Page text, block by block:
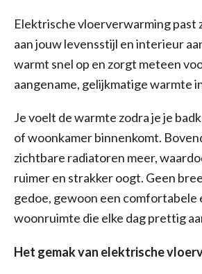
Elektrische vloerverwarming past
aan jouw levensstijl en interieur
warmt snel op en zorgt meteen
aangename, gelijkmatige warmte
Je voelt de warmte zodra je je
of woonkamer binnenkomt.
zichtbare radiatoren meer,
ruimer en strakker oogt. Geen
gedoe, gewoon een comfortabele
woonruimte die elke dag prettig
Het gemak van elektrische